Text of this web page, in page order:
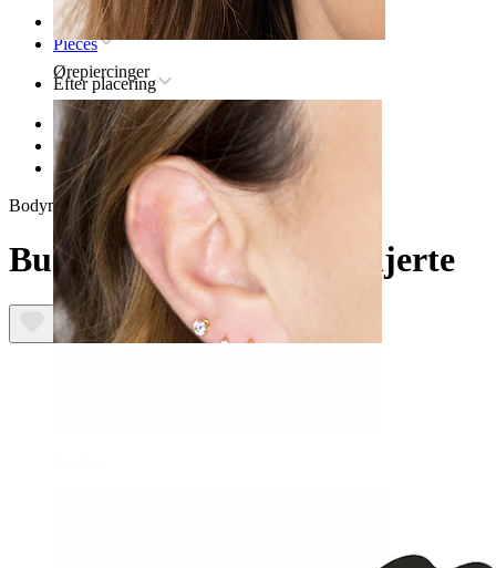
Ørepiercinger
Forsiden
Pieces
Efter placering
Læbe
Læbepiercingsmykker af titanium
Buet titaniumstav med hjerte
Bodymod Trend
Buet titaniumstav med hjerte